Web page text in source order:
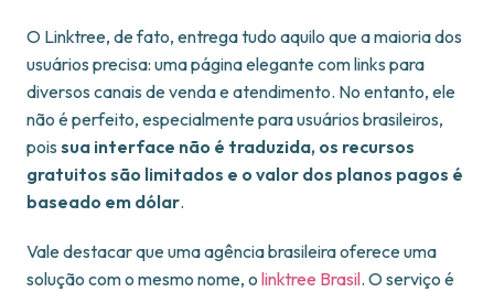
O Linktree, de fato, entrega tudo aquilo que a maioria dos
usuários precisa: uma página elegante com links para
diversos canais de venda e atendimento. No entanto, ele
não é perfeito, especialmente para usuários brasileiros,
pois sua interface não é traduzida, os recursos
gratuitos são limitados e o valor dos planos pagos é
baseado em dólar.
Vale destacar que uma agência brasileira oferece uma
solução com o mesmo nome, o linktree Brasil. O serviço é